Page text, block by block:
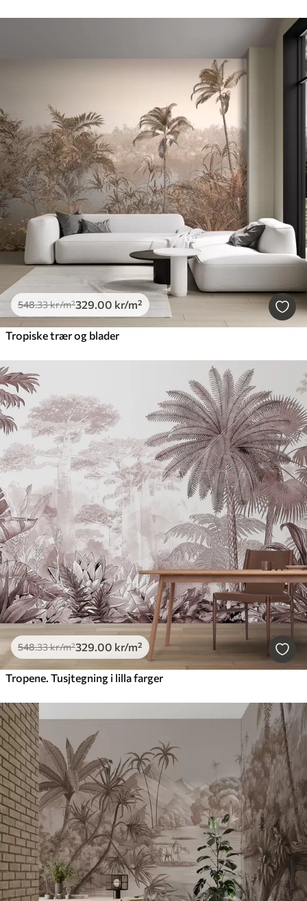
548.33kr/m²329.00 kr/m²
Tropiske trær og blader
548.33kr/m²329.00 kr/m²
Tropene. Tusjtegning i lilla farger